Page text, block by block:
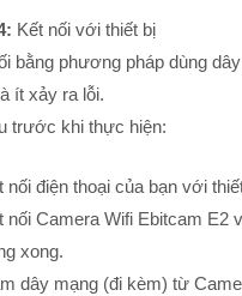
Kết nối với thiết bị
bằng phương pháp dùng
ít xảy ra lỗi.
trước khi thực hiện:
nối điện thoại của bạn với
nối Camera Wifi Ebitcam E2
xong.
dây mạng (đi kèm) từ